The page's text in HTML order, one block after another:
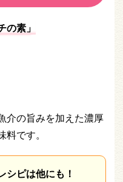
の素」
介の旨みを加えた濃厚
です。
シピは他にも！